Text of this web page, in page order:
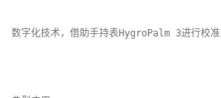
数字化技术，借助手持表HygroPalm 3进行校准